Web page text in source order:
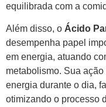
equilibrada com a
Além disso, o Ácido
desempenha papel
em energia, atuando
metabolismo. Sua
energia durante o dia,
otimizando o processo